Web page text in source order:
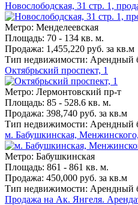
Новослободская, 31 стр. 1,
Метро: Менделеевская
Площадь: 70 - 134 кв. м.
Продажа: 1,455,220 руб. за кв.м
Тип недвижимости: Арендный
Октябрьский проспект, 1
Метро: Лермонтовский пр-т
Площадь: 85 - 528.6 кв. м.
Продажа: 398,740 руб. за кв.м
Тип недвижимости: Арендный
м. Бабушкинская,
Метро: Бабушкинская
Площадь: 861 - 861 кв. м.
Продажа: 450,000 руб. за кв.м
Тип недвижимости: Арендный
Продажа на Ак. Янгеля.